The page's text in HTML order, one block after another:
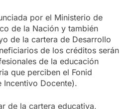
por el Ministerio de
de la Nación y también
de la cartera de Desarrollo
de los créditos serán
de la educación
que perciben el Fonid
Incentivo Docente).
de la cartera educativa,